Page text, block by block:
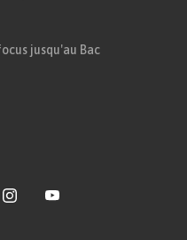
deux protons
jusqu'au Bac